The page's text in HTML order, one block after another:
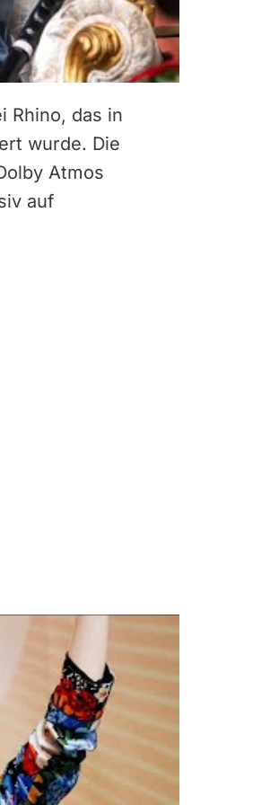
Rhino, das in
wurde. Die
Atmos
auf